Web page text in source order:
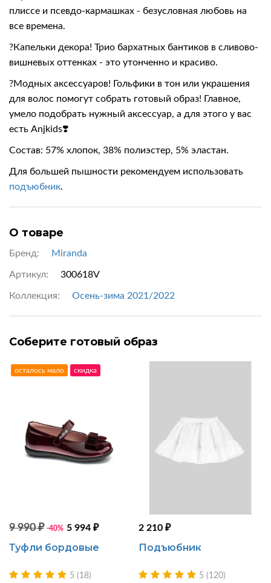
плиссе и псевдо-кармашках - безусловная любовь на
все времена.
?Капельки декора! Трио бархатных бантиков в сливово-
вишневых оттенках - это утонченно и красиво.
?Модных аксессуаров! Гольфики в тон или украшения
для волос помогут собрать готовый образ! Главное,
умело подобрать нужный аксессуар, а для этого у вас
есть Anjkids❣️
Состав: 57% хлопок, 38% полиэстер, 5% эластан.
Для большей пышности рекомендуем использовать
подъюбник.
О товаре
Бренд: Miranda
Артикул: 300618V
Коллекция: Осень-зима 2021/2022
Соберите готовый образ
осталось мало скидка
9 990 ₽ -40% 5 994 ₽
Туфли бордовые
5 (18)
2 210 ₽
Подъюбник
5 (120)